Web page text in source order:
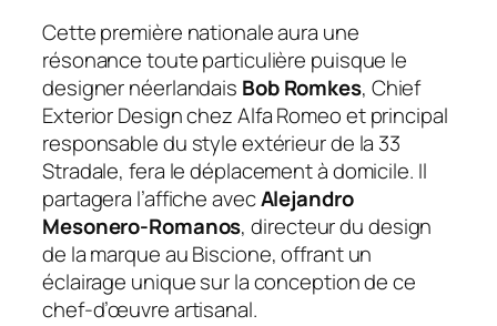
Cette première nationale aura une
résonance toute particulière puisque le
designer néerlandais Bob Romkes, Chief
Exterior Designchez Alfa Romeo et principal
responsable du style extérieur de la 33
Stradale, fera le déplacement à domicile. Il
partagera l’affiche avecAlejandro
Mesonero-Romanos, directeur du design
de la marque au Biscione, offrant un
éclairage unique sur la conception de ce
chef-d’œuvre artisanal.